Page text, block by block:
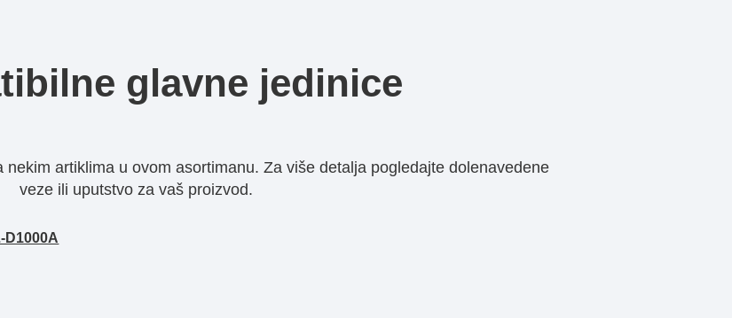
glavne jedinice
artiklima u ovom asortimanu. Za više detalja pogledajte dolenavedene
veze ili uputstvo za vaš proizvod.
D1000A